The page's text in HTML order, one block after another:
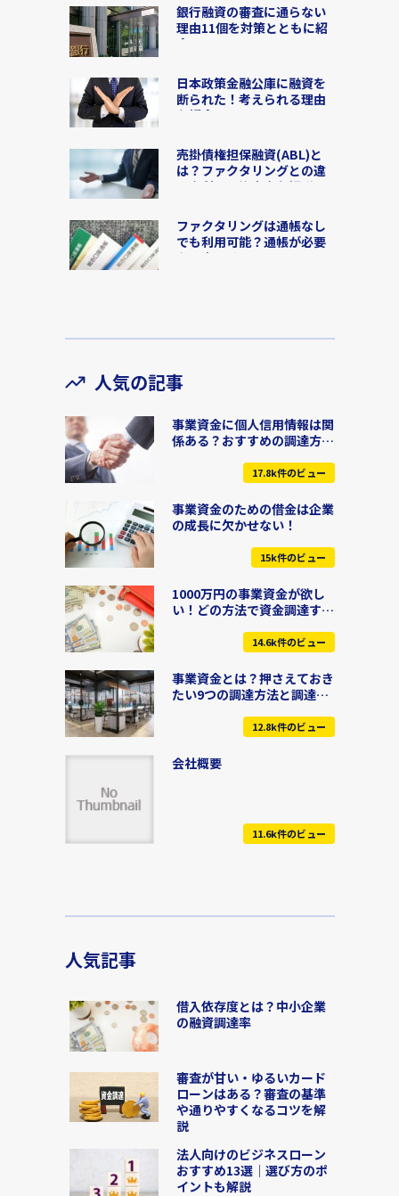
銀行融資の審査に通らない
理由11個を対策とともに紹
介！
日本政策金融公庫に融資を
断られた！考えられる理由
を紹介
売掛債権担保融資(ABL)と
は？ファクタリングとの違
いや利用の注意点を解説
ファクタリングは通帳なし
でも利用可能？通帳が必要
な理由とは
人気の記事
事業資金に個人信用情報は関
係ある？おすすめの調達方法
17.8k件のビュー
事業資金のための借金は企業
の成長に欠かせない！
15k件のビュー
1000万円の事業資金が欲し
い！どの方法で資金調達すべ
14.6k件のビュー
事業資金とは？押さえておき
たい9つの調達方法と調達先
12.8k件のビュー
会社概要
11.6k件のビュー
人気記事
借入依存度とは？中小企業
の融資調達率
審査が甘い・ゆるいカード
ローンはある？審査の基準
や通りやすくなるコツを解
説
法人向けのビジネスローン
おすすめ13選│選び方のポ
イントも解説